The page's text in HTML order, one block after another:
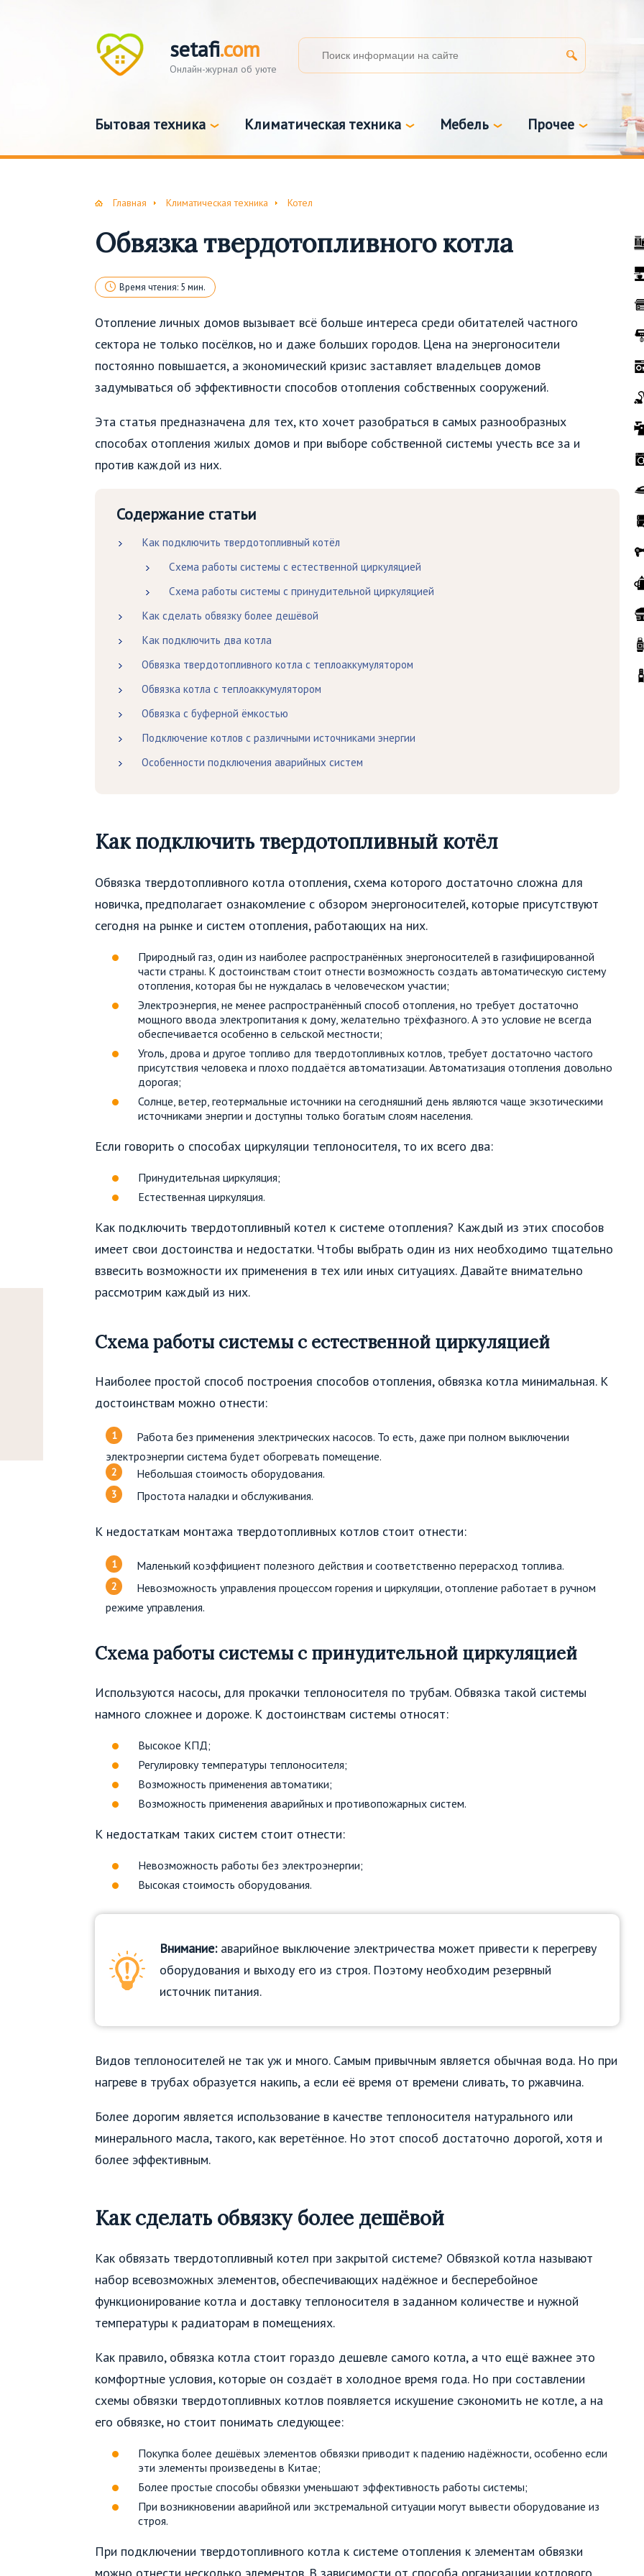
setafi.com
Онлайн-журнал об уюте
Бытовая техника Климатическая техника Мебель Прочее
Главная Климатическая техника Котел
Обвязка твердотопливного котла
Время чтения: 5 мин.
Отопление личных домов вызывает всё больше интереса среди обитателей частного
сектора не только посёлков, но и даже больших городов. Цена на энергоносители
постоянно повышается, а экономический кризис заставляет владельцев домов
задумываться об эффективности способов отопления собственных сооружений.
Эта статья предназначена для тех, кто хочет разобраться в самых разнообразных
способах отопления жилых домов и при выборе собственной системы учесть все за и
против каждой из них.
Содержание статьи
Как подключить твердотопливный котёл
Схема работы системы с естественной циркуляцией
Схема работы системы с принудительной циркуляцией
Как сделать обвязку более дешёвой
Как подключить два котла
Обвязка твердотопливного котла с теплоаккумулятором
Обвязка котла с теплоаккумулятором
Обвязка с буферной ёмкостью
Подключение котлов с различными источниками энергии
Особенности подключения аварийных систем
Как подключить твердотопливный котёл
Обвязка твердотопливного котла отопления, схема которого достаточно сложна для
новичка, предполагает ознакомление с обзором энергоносителей, которые присутствуют
сегодня на рынке и систем отопления, работающих на них.
Природный газ, один из наиболее распространённых энергоносителей в газифицированной
части страны. К достоинствам стоит отнести возможность создать автоматическую систему
отопления, которая бы не нуждалась в человеческом участии;
Электроэнергия, не менее распространённый способ отопления, но требует достаточно
мощного ввода электропитания к дому, желательно трёхфазного. А это условие не всегда
обеспечивается особенно в сельской местности;
Уголь, дрова и другое топливо для твердотопливных котлов, требует достаточно частого
присутствия человека и плохо поддаётся автоматизации. Автоматизация отопления довольно
дорогая;
Солнце, ветер, геотермальные источники на сегодняшний день являются чаще экзотическими
источниками энергии и доступны только богатым слоям населения.
Если говорить о способах циркуляции теплоносителя, то их всего два:
Принудительная циркуляция;
Естественная циркуляция.
Как подключить твердотопливный котел к системе отопления? Каждый из этих способов
имеет свои достоинства и недостатки. Чтобы выбрать один из них необходимо тщательно
взвесить возможности их применения в тех или иных ситуациях. Давайте внимательно
рассмотрим каждый из них.
Схема работы системы с естественной циркуляцией
Наиболее простой способ построения способов отопления, обвязка котла минимальная. К
достоинствам можно отнести:
Работа без применения электрических насосов. То есть, даже при полном выключении
электроэнергии система будет обогревать помещение.
Небольшая стоимость оборудования.
Простота наладки и обслуживания.
К недостаткам монтажа твердотопливных котлов стоит отнести:
Маленький коэффициент полезного действия и соответственно перерасход топлива.
Невозможность управления процессом горения и циркуляции, отопление работает в ручном
режиме управления.
Схема работы системы с принудительной циркуляцией
Используются насосы, для прокачки теплоносителя по трубам. Обвязка такой системы
намного сложнее и дороже. К достоинствам системы относят:
Высокое КПД;
Регулировку температуры теплоносителя;
Возможность применения автоматики;
Возможность применения аварийных и противопожарных систем.
К недостаткам таких систем стоит отнести:
Невозможность работы без электроэнергии;
Высокая стоимость оборудования.
Внимание:аварийное выключение электричества может привести к перегреву
оборудования и выходу его из строя. Поэтому необходим резервный
источник питания.
Видов теплоносителей не так уж и много. Самым привычным является обычная вода. Но при
нагреве в трубах образуется накипь, а если её время от времени сливать, то ржавчина.
Более дорогим является использование в качестве теплоносителя натурального или
минерального масла, такого, как веретённое. Но этот способ достаточно дорогой, хотя и
более эффективным.
Как сделать обвязку более дешёвой
Как обвязать твердотопливный котел при закрытой системе? Обвязкой котла называют
набор всевозможных элементов, обеспечивающих надёжное и бесперебойное
функционирование котла и доставку теплоносителя в заданном количестве и нужной
температуры к радиаторам в помещениях.
Как правило, обвязка котла стоит гораздо дешевле самого котла, а что ещё важнее это
комфортные условия, которые он создаёт в холодное время года. Но при составлении
схемы обвязки твердотопливных котлов появляется искушение сэкономить не котле, а на
его обвязке, но стоит понимать следующее:
Покупка более дешёвых элементов обвязки приводит к падению надёжности, особенно если
эти элементы произведены в Китае;
Более простые способы обвязки уменьшают эффективность работы системы;
При возникновении аварийной или экстремальной ситуации могут вывести оборудование из
строя.
При подключении твердотопливного котла к системе отопления к элементам обвязки